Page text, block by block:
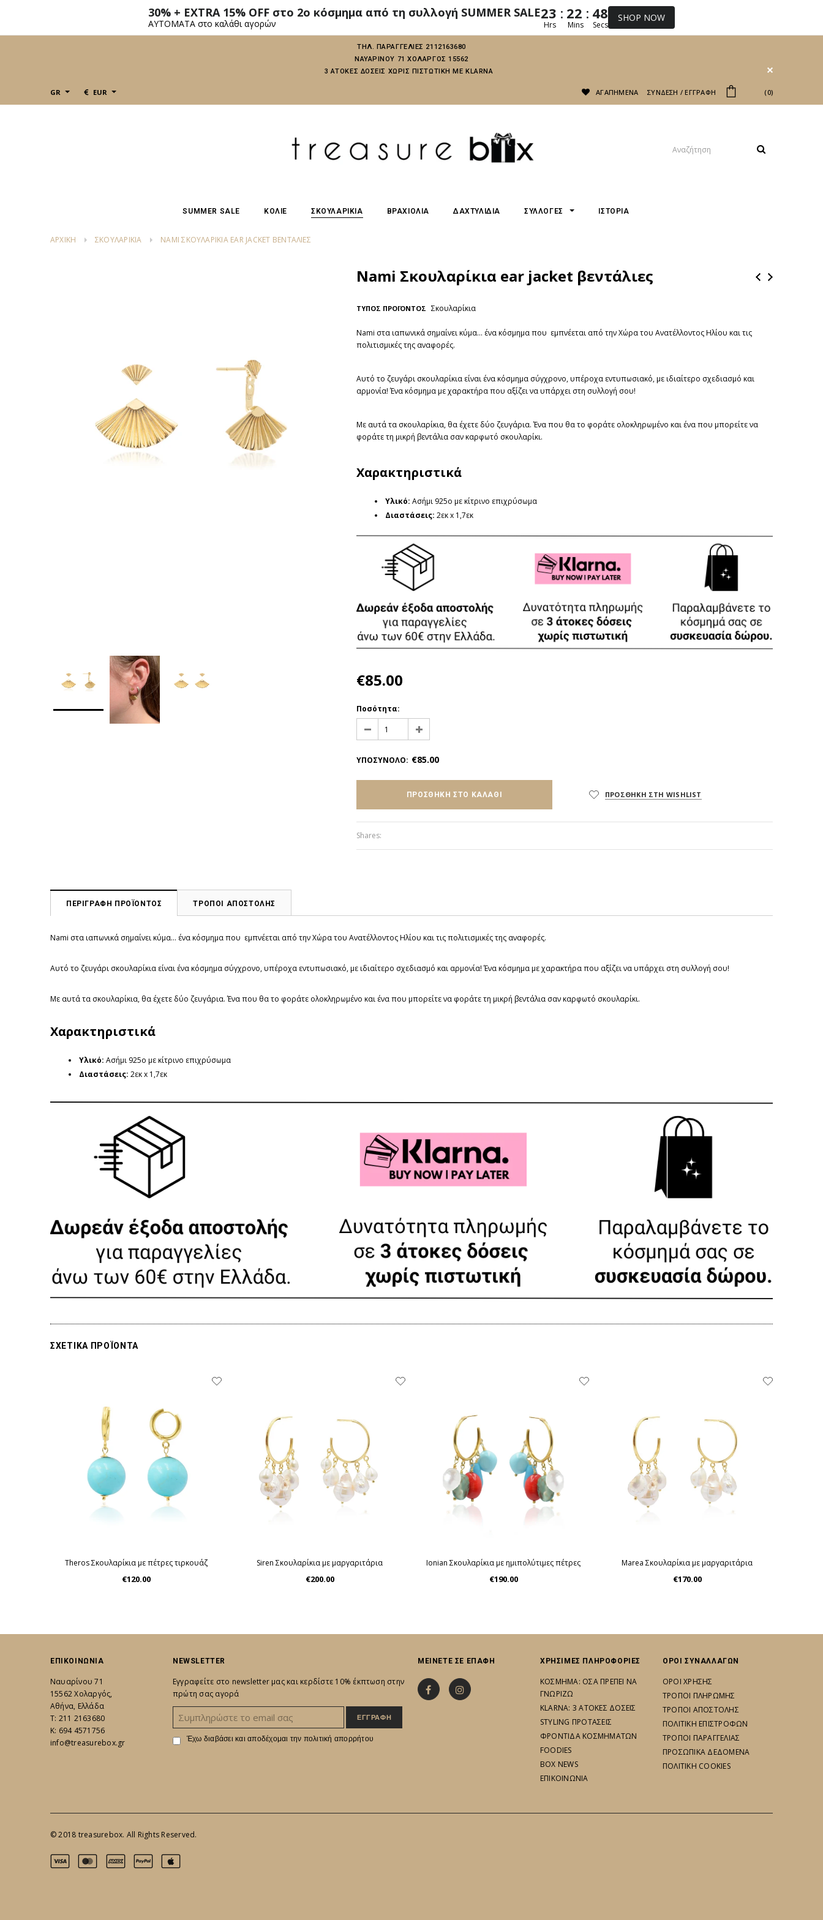
30% + EXTRA 15% OFF στο 2ο κόσμημα από τη συλλογή SUMMER SALE
ΑΥΤΟΜΑΤΑ στο καλάθι αγορών
23 : 22 : 48
Hrs Mins Secs
SHOP NOW
ΤΗΛ. ΠΑΡΑΓΓΕΛΙΕΣ 2112163680
ΝΑΥΑΡΙΝΟΥ 71 ΧΟΛΑΡΓΟΣ 15562
3 ΑΤΟΚΕΣ ΔΟΣΕΙΣ ΧΩΡΙΣ ΠΙΣΤΩΤΙΚΗ ΜΕ KLARNA
GR EUR ΤΟ ΚΑΛΆΘΙ ΜΟΥ 0
ΑΓΑΠΗΜΕΝΑ ΣΥΝΔΕΣΗ /ΕΓΓΡΑΦΗ
SUMMER SALE ΚΟΛΙΕ ΣΚΟΥΛΑΡΙΚΙΑ ΒΡΑΧΙΟΛΙΑ ΔΑΧΤΥΛΙΔΙΑ ΣΥΛΛΟΓΕΣ ΙΣΤΟΡΙΑ
ΑΡΧΙΚΗ ΣΚΟΥΛΑΡΙΚΙΑ NAMI ΣΚΟΥΛΑΡΊΚΙΑ EAR JACKET ΒΕΝΤΆΛΙΕΣ
Nami Σκουλαρίκια ear jacket βεντάλιες
ΤΥΠΟΣ ΠΡΟΪΟΝΤΟΣ Σκουλαρίκια
Nami στα ιαπωνικά σημαίνει κύμα... ένα κόσμημα που εμπνέεται από την Χώρα του Ανατέλλοντος Ηλίου και τις
πολιτισμικές της αναφορές.
Αυτό το ζευγάρι σκουλαρίκια είναι ένα κόσμημα σύγχρονο, υπέροχα εντυπωσιακό, με ιδιαίτερο σχεδιασμό και
αρμονία! Ένα κόσμημα με χαρακτήρα που αξίζει να υπάρχει στη συλλογή σου!
Με αυτά τα σκουλαρίκια, θα έχετε δύο ζευγάρια. Ένα που θα το φοράτε ολοκληρωμένο και ένα που μπορείτε να
φοράτε τη μικρή βεντάλια σαν καρφωτό σκουλαρίκι.
Χαρακτηριστικά
Υλικό: Ασήμι 925ο με κίτρινο επιχρύσωμα
Διαστάσεις: 2εκ x 1,7εκ
€85.00
Ποσότητα:
ΥΠΟΣΥΝΟΛΟ: €85.00
ΠΡΟΣΘΗΚΗ ΣΤΗ WISHLIST
Shares:
ΠΕΡΙΓΡΑΦΗ ΠΡΟΪΟΝΤΟΣ ΤΡΟΠΟΙ ΑΠΟΣΤΟΛΗΣ
Nami στα ιαπωνικά σημαίνει κύμα... ένα κόσμημα που εμπνέεται από την Χώρα του Ανατέλλοντος Ηλίου και τις πολιτισμικές της αναφορές.
Αυτό το ζευγάρι σκουλαρίκια είναι ένα κόσμημα σύγχρονο, υπέροχα εντυπωσιακό, με ιδιαίτερο σχεδιασμό και αρμονία! Ένα κόσμημα με χαρακτήρα που αξίζει να υπάρχει στη συλλογή σου!
Με αυτά τα σκουλαρίκια, θα έχετε δύο ζευγάρια. Ένα που θα το φοράτε ολοκληρωμένο και ένα που μπορείτε να φοράτε τη μικρή βεντάλια σαν καρφωτό σκουλαρίκι.
Χαρακτηριστικά
Υλικό: Ασήμι 925ο με κίτρινο επιχρύσωμα
Διαστάσεις: 2εκ x 1,7εκ
ΣΧΕΤΙΚΑ ΠΡΟΪΟΝΤΑ
Theros Σκουλαρίκια με πέτρες τιρκουάζ
€120.00
Siren Σκουλαρίκια με μαργαριτάρια
€200.00
Ionian Σκουλαρίκια με ημιπολύτιμες πέτρες
€190.00
Marea Σκουλαρίκια με μαργαριτάρια
€170.00
ΕΠΙΚΟΙΝΩΝΙΑ
Ναυαρίνου 71
15562 Χολαργός,
Αθήνα, Ελλάδα
Τ: 211 2163680
K: 694 4571756
info@treasurebox.gr
ΧΡΗΣΙΜΕΣ ΠΛΗΡΟΦΟΡΙΕΣ
ΚΟΣΜΗΜΑ: ΟΣΑ ΠΡΕΠΕΙ ΝΑ
ΓΝΩΡΙΖΩ
KLARNA: 3 ΑΤΟΚΕΣ ΔΟΣΕΙΣ
STYLING ΠΡΟΤΑΣΕΙΣ
ΦΡΟΝΤΙΔΑ ΚΟΣΜΗΜΑΤΩΝ
FOODIES
BOX NEWS
ΕΠΙΚΟΙΝΩΝΙΑ
ΟΡΟΙ ΣΥΝΑΛΛΑΓΩΝ
ΟΡΟΙ ΧΡΗΣΗΣ
ΤΡΟΠΟΙ ΠΛΗΡΩΜΗΣ
ΤΡΟΠΟΙ ΑΠΟΣΤΟΛΗΣ
ΠΟΛΙΤΙΚΗ ΕΠΙΣΤΡΟΦΩΝ
ΤΡΟΠΟΙ ΠΑΡΑΓΓΕΛΙΑΣ
ΠΡΟΣΩΠΙΚΑ ΔΕΔΟΜΕΝΑ
ΠΟΛΙΤΙΚΗ COOKIES
NEWSLETTER
Εγγραφείτε στο newsletter μας και κερδίστε 10% έκπτωση στην
πρώτη σας αγορά
Έχω διαβάσει και αποδέχομαι την πολιτική απορρήτου
ΜΕΙΝΕΤΕ ΣΕ ΕΠΑΦΗ
© 2018 treasurebox. All Rights Reserved.